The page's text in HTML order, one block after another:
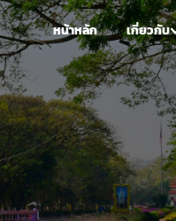
หน้าหลัก เกี่ยวกับ